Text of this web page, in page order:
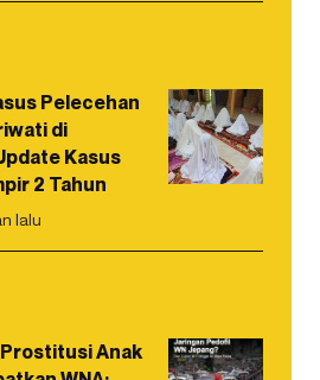
Pelecehan
di
Kasus
2 Tahun
lalu
Anak